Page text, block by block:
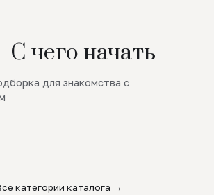
С чего начать
для знакомства с
категории каталога →